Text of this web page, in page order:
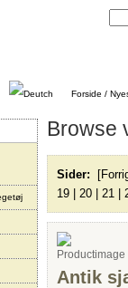
Forside /
Browse
Sider:
19
20 21
Antik